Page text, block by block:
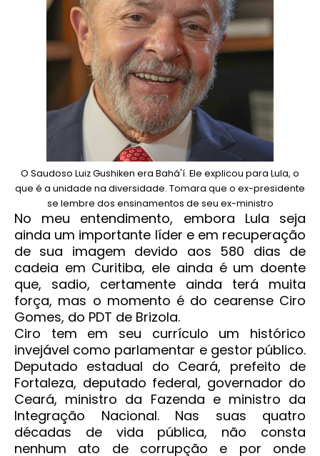
O Saudoso Luiz Gushiken era Bahá'í. Ele explicou para Lula, o
que é a unidade na diversidade. Tomara que o ex-presidente
se lembre dos ensinamentos de seu ex-ministro
No meu entendimento, embora Lula seja
ainda um importante líder e em recuperação
de sua imagem devido aos 580 dias de
cadeia em Curitiba, ele ainda é um doente
que, sadio, certamente ainda terá muita
força, mas o momento é do cearense Ciro
Gomes, do PDT de Brizola.
Ciro tem em seu currículo um histórico
invejável como parlamentar e gestor público.
Deputado estadual do Ceará, prefeito de
Fortaleza, deputado federal, governador do
Ceará, ministro da Fazenda e ministro da
Integração Nacional. Nas suas quatro
décadas de vida pública, não consta
nenhum ato de corrupção e por onde